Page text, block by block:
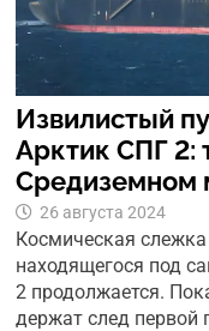
Извилистый
Арктик СПГ 2:
Средиземном
26 августа 2024
Космическая
находящегося под
2 продолжается.
держат след первой